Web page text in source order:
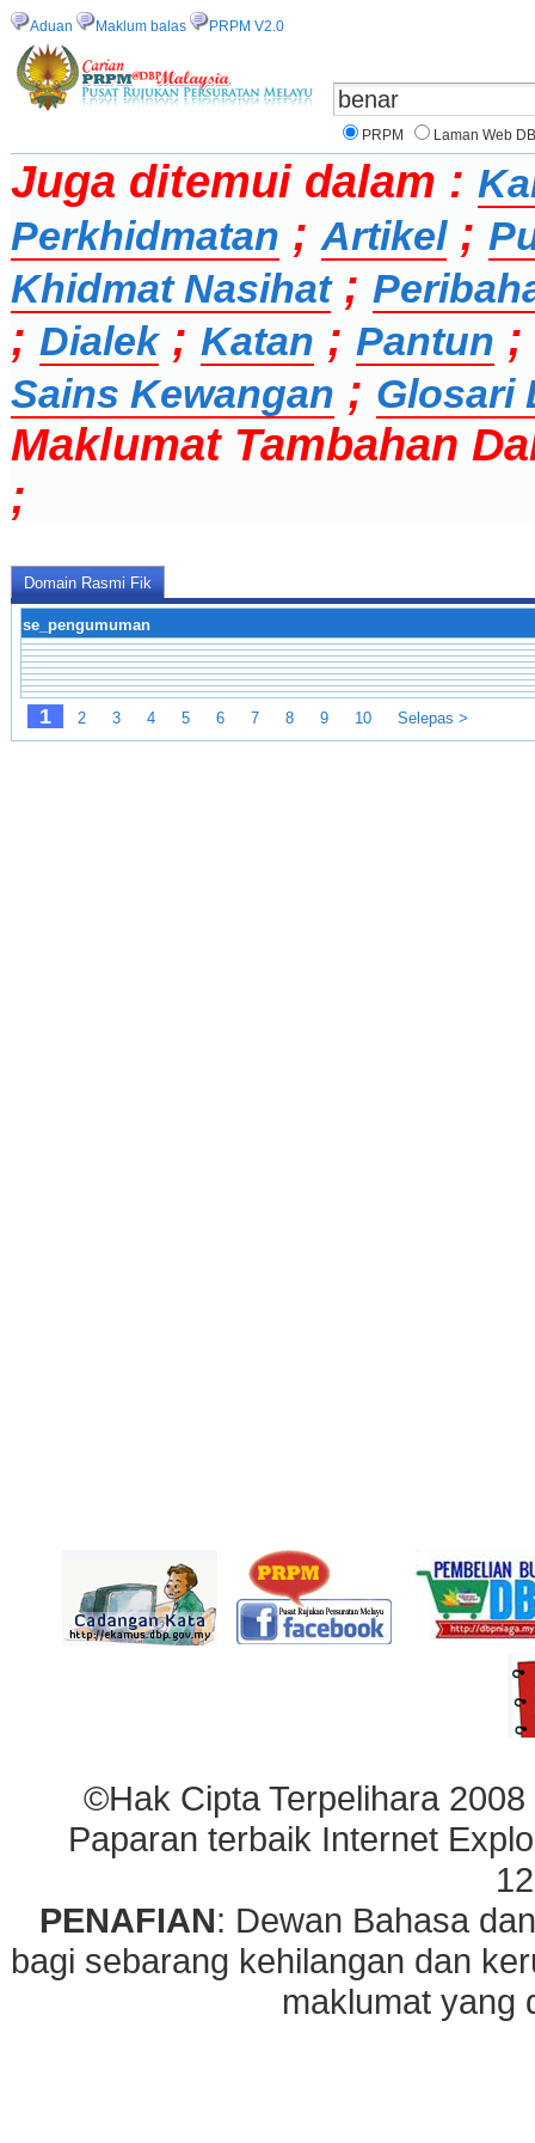
Aduan Maklum balas PRPM V2.0
PRPM Laman Web
Juga ditemui dalam :
Perkhidmatan ; Artikel;
Khidmat Nasihat;
; Dialek; Katan ; Pantun ;
Sains Kewangan ; Glosari
Maklumat Tambahan
;
Domain Rasmi Fik
se_pengumuman
1 2 3 4 5 6 7 8 9 10 Selepas >
©Hak Cipta Terpelihara
Paparan terbaik Internet
PENAFIAN: Dewan Bahasa
bagi sebarang kehilangan dan
maklumat yang